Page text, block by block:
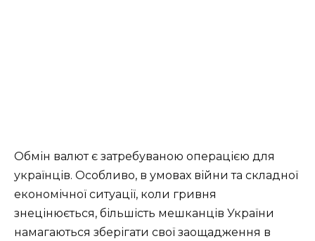
Обмін валют є затребуваною операцією для
українців. Особливо, в умовах війни та складної
економічної ситуації, коли гривня
знецінюється, більшість мешканців України
намагаються зберігати свої заощадження в